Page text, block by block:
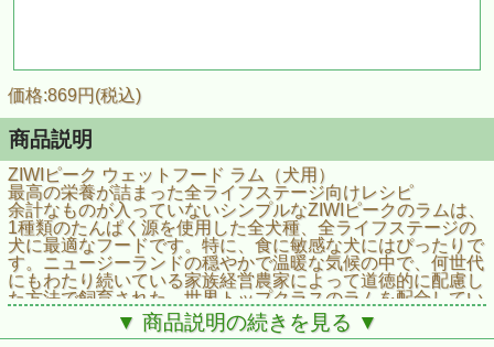
価格:869円(税込)
商品説明
ZIWIピーク ウェットフード ラム（犬用）
最高の栄養が詰まった全ライフステージ向けレシピ
余計なものが入っていないシンプルなZIWIピークのラムは、
1種類のたんぱく源を使用した全犬種、全ライフステージの
犬に最適なフードです。特に、食に敏感な犬にはぴったりで
す。ニュージーランドの穏やかで温暖な気候の中で、何世代
にもわたり続いている家族経営農家によって道徳的に配慮し
た方法で飼育された、世界トップクラスのラムを配合してい
ます。丁寧に作られた水分たっぷりのレシピには、愛犬が嬉
しくてしっぽを振りたくなる栄養が詰まっています。
▼ 商品説明の続きを見る ▼